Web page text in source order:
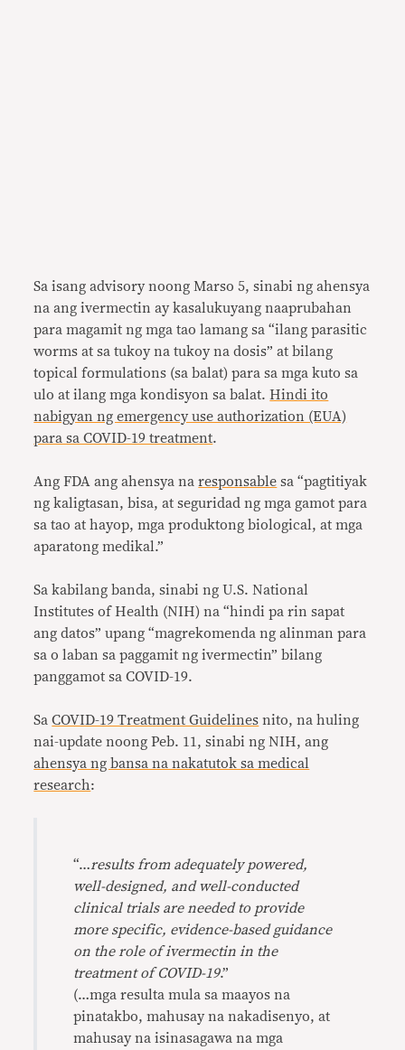
Sa isang advisory noong Marso 5, sinabi ng ahensya
na ang ivermectin ay kasalukuyang naaprubahan
para magamit ng mga tao lamang sa “ilang parasitic
worms at sa tukoy na tukoy na dosis” at bilang
topical formulations (sa balat) para sa mga kuto sa
ulo at ilang mga kondisyon sa balat.Hindi ito
nabigyan ng emergency use authorization (EUA)
para sa COVID-19 treatment.
Ang FDA ang ahensya naresponsable sa “pagtitiyak
ng kaligtasan, bisa, at seguridad ng mga gamot para
sa tao at hayop, mga produktong biological, at mga
aparatong medikal.”
Sa kabilang banda, sinabi ng U.S. National
Institutes of Health (NIH) na “hindi pa rin sapat
ang datos” upang “magrekomenda ng alinman para
sa o laban sa paggamit ng ivermectin” bilang
panggamot sa COVID-19.
SaCOVID-19 Treatment Guidelines nito, na huling
nai-update noong Peb. 11, sinabi ng NIH, ang
ahensya ng bansa na nakatutok sa medical
research:
“…results from adequately powered,
well-designed, and well-conducted
clinical trials are needed to provide
more specific, evidence-based guidance
on the role of ivermectin in the
treatment of COVID-19.”
(…mga resulta mula sa maayos na
pinatakbo, mahusay na nakadisenyo, at
mahusay na isinasagawa na mga